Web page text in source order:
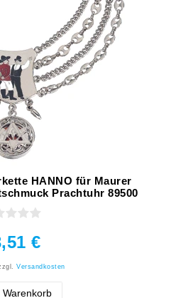
HANNO für Maurer
Prachtuhr 89500
€
Versandkosten
Warenkorb